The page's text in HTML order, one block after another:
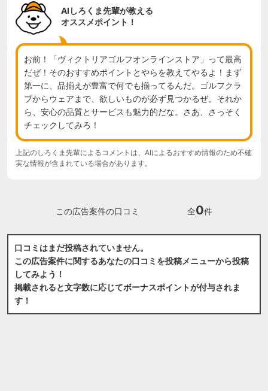
AIしろくま先輩が教える
オススメポイント！
お前！「ヴィクトリアゴルフオンラインストア」って最高
だぜ！そのおすすめポイントとやらを教えてやるよ！まず
第一に、品揃えが豊富で何でも揃ってるんだ。ゴルフクラ
ブからウェアまで、欲しいものが必ず見つかるぜ。それか
ら、安心の品質とサービスも魅力的だな。さあ、さっそく
チェックしてみろ！
上記のしろくま先輩によるコメントは、AIによるおすすめ情報のため不確
実な情報が含まれている場合があります。
この広告案件の口コミ 全0件
口コミはまだ投稿されていません。
この広告案件に関するあなたの口コミを投稿メニューから投稿
してみよう！
掲載されると文字数に応じてボーナスポイントが付与されま
す！